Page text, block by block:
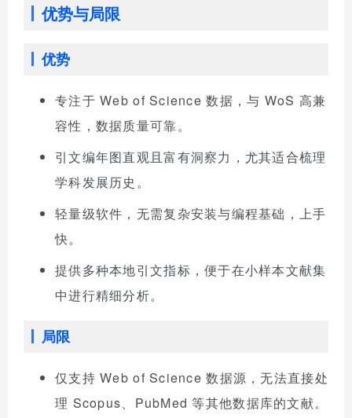
优势与局限
优势
专注于 Web of Science 数据，与 WoS 高兼
容性，数据质量可靠。
引文编年图直观且富有洞察力，尤其适合梳理
学科发展历史。
轻量级软件，无需复杂安装与编程基础，上手
快。
提供多种本地引文指标，便于在小样本文献集
中进行精细分析。
局限
仅支持 Web of Science 数据源，无法直接处
理 Scopus、PubMed 等其他数据库的文献。